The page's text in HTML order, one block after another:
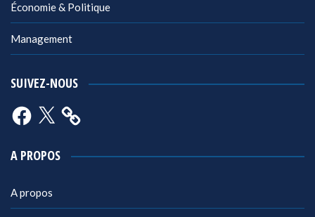
Économie & Politique
Management
SUIVEZ-NOUS
Facebook
X
A PROPOS
A propos